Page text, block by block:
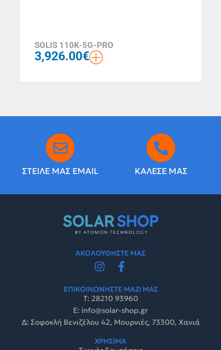
SOLIS 110K-5G-PRO
3,926.00€
ΣΤΕΙΛΕ ΜΑΣ EMAIL ΚΑΛΕΣΕ ΜΑΣ
ΑΚΟΛΟΥΘΗΣΤΕ ΜΑΣ
ΕΠΙΚΟΙΝΩΝΗΣΤΕ ΜΑΖΙ ΜΑΣ
Τ: 28210 93960
E: info@solar-shop.gr
Δ: Σοφοκλή Βενιζέλου 42, Μουρνιές, 73300, Χανιά
ΧΡΗΣΙΜΑ